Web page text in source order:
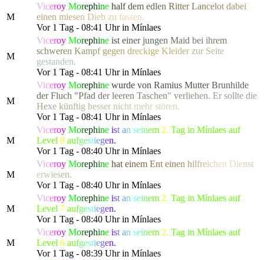
M
Viceroy Morephine half dem edlen Ritter Lancelot dabei
einen miesen Dieb zu fassen.
Vor 1 Tag - 08:41 Uhr in Mínlaes
M
Viceroy Morephine ist einer jungen Maid bei ihrem
schweren Kampf gegen dreckige Kleider zur Seite
gestanden.
Vor 1 Tag - 08:41 Uhr in Mínlaes
M
Viceroy Morephine wurde von Ramius Mutter Brunhilde
der Fluch "Pfad der leeren Taschen" verliehen. Er sollte die
Hexe künftig besser nicht mehr stören.
Vor 1 Tag - 08:41 Uhr in Mínlaes
M
Viceroy Morephine ist an seinem 2. Tag in Mínlaes auf
Level 8 aufgestiegen.
Vor 1 Tag - 08:40 Uhr in Mínlaes
M
Viceroy Morephine hat einem Ent einen hilfreichen Dienst
erwiesen.
Vor 1 Tag - 08:40 Uhr in Mínlaes
M
Viceroy Morephine ist an seinem 2. Tag in Mínlaes auf
Level 7 aufgestiegen.
Vor 1 Tag - 08:40 Uhr in Mínlaes
M
Viceroy Morephine ist an seinem 2. Tag in Mínlaes auf
Level 6 aufgestiegen.
Vor 1 Tag - 08:39 Uhr in Mínlaes